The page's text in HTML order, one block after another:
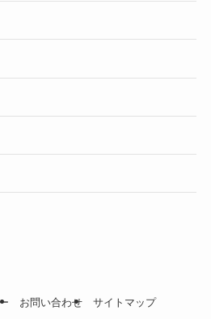
お問い合わせ サイトマップ